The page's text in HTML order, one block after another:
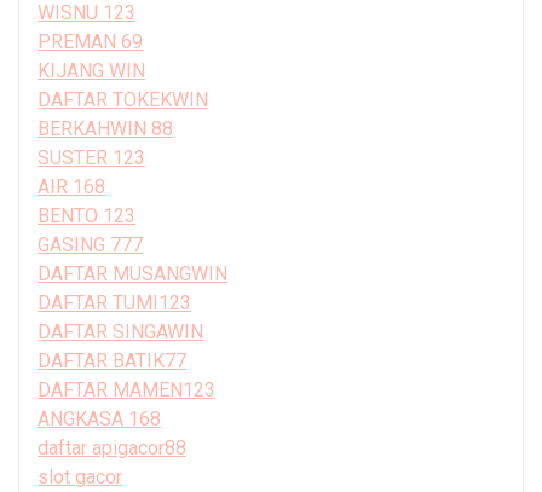
WISNU 123
PREMAN 69
KIJANG WIN
DAFTAR TOKEKWIN
BERKAHWIN 88
SUSTER 123
AIR 168
BENTO 123
GASING 777
DAFTAR MUSANGWIN
DAFTAR TUMI123
DAFTAR SINGAWIN
DAFTAR BATIK77
DAFTAR MAMEN123
ANGKASA 168
daftar apigacor88
slot gacor